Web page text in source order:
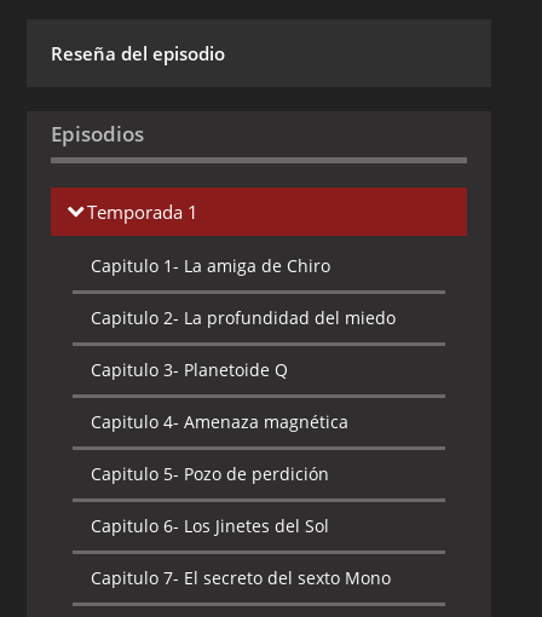
Reseña del episodio
Episodios
Temporada 1
Capitulo 1- La amiga de Chiro
Capitulo 2- La profundidad del miedo
Capitulo 3- Planetoide Q
Capitulo 4- Amenaza magnética
Capitulo 5- Pozo de perdición
Capitulo 6- Los Jinetes del Sol
Capitulo 7- El secreto del sexto Mono